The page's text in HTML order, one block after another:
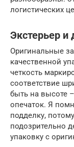
логистических
Экстерьер и
Оригинальные
качественной
четкость
соответствие
быть на высоте
опечаток. Я
подделку,
подозрительно
упаковку с